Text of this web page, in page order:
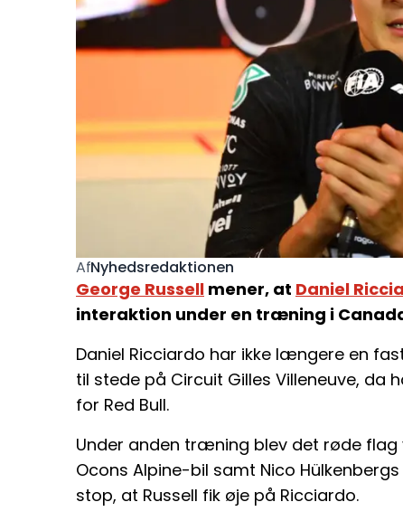
AfNyhedsredaktionen
George Russell mener, at Daniel
interaktion under en træning i
Daniel Ricciardo har ikke længere en
til stede på Circuit Gilles Villeneuve, da
for Red Bull.
Under anden træning blev det røde
Ocons Alpine-bil samt Nico
stop, at Russell fik øje på Ricciardo.